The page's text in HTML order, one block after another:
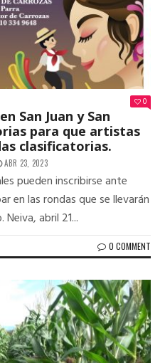
0
San Juan y San
para que artistas
clasificatorias.
ABR 23, 2023
pueden inscribirse ante
en las rondas que se llevarán
abril 21...
0 COMMENT